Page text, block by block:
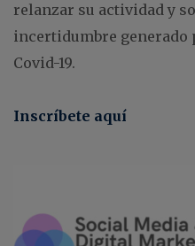
relanzar su actividad y
incertidumbre generado
Covid-19.
Inscríbete aquí